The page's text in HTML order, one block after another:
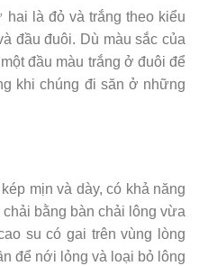
là đỏ và trắng theo kiểu
đầu đuôi. Dù màu sắc của
đầu màu trắng ở đuôi để
khi chúng đi săn ở những
mịn và dày, có khả năng
bằng bàn chải lông vừa
su có gai trên vùng lòng
để nới lỏng và loại bỏ lông